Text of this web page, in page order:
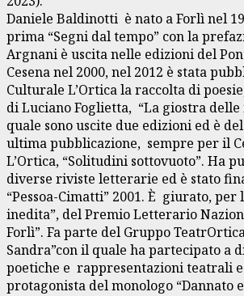
Daniele Baldinotti è nato a Forlì nel
prima “Segni dal tempo” con la
Argnani è uscita nelle edizioni del
Cesena nel 2000, nel 2012 è stata
Culturale L’Ortica la raccolta di
di Luciano Foglietta, “La giostra
quale sono uscite due edizioni ed è
ultima pubblicazione, sempre per il
L’Ortica, “Solitudini sottovuoto”. Ha
diverse riviste letterarie ed è stato
“Pessoa-Cimatti” 2001. È giurato, per
inedita”, del Premio Letterario
Forlì”. Fa parte del Gruppo
Sandra”con il quale ha partecipato a
poetiche e rappresentazioni teatrali
protagonista del monologo “Dannato